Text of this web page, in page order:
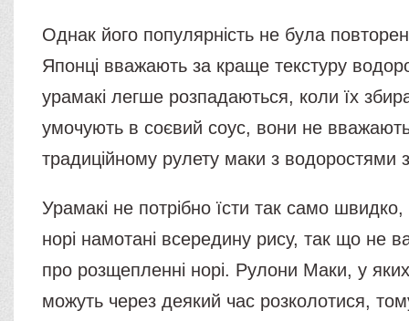
Однак його популярність не була
Японці вважають за краще текстуру
урамакі легше розпадаються, коли їх
умочують в соєвий соус, вони не
традиційному рулету маки з водоростями
Урамакі не потрібно їсти так само
норі намотані всередину рису, так що не
про розщепленні норі. Рулони Маки, у яких
можуть через деякий час розколотися,